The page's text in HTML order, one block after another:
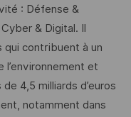
: Défense &
& Digital. Il
contribuent à un
l’environnement et
4,5 milliards d’euros
notamment dans